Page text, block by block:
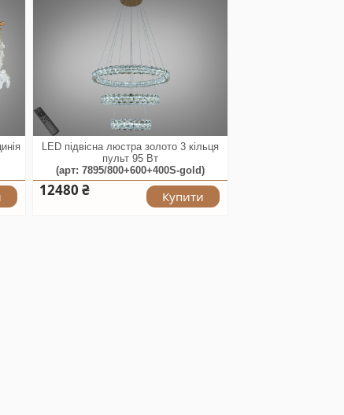
LED підвісна люстра золото 3 кільця
пульт 95 Вт
(арт: 7895/800+600+400S-gold)
12480 ₴ Купити